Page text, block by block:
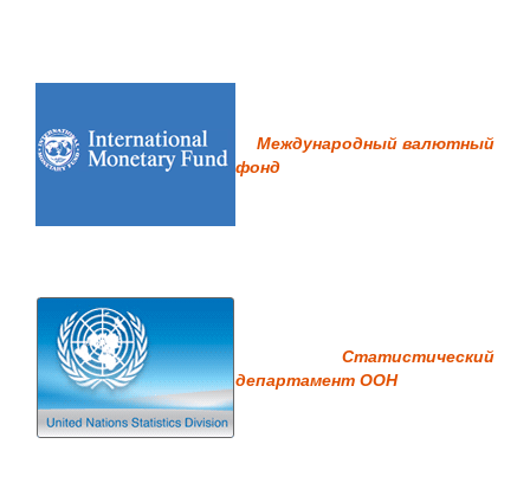
Международный валютный
фонд
Статистический
департамент ООН